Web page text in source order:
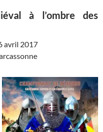
à l’ombre des
avril 2017